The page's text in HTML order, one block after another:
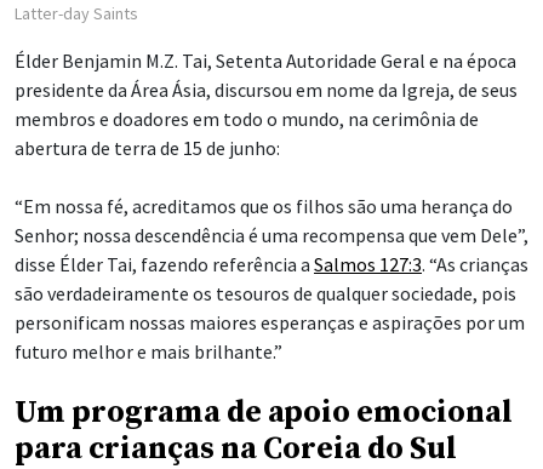
Latter-day Saints
Élder Benjamin M.Z. Tai, Setenta Autoridade Geral e na época
presidente da Área Ásia, discursou em nome da Igreja, de seus
membros e doadores em todo o mundo, na cerimônia de
abertura de terra de 15 de junho:
“Em nossa fé, acreditamos que os filhos são uma herança do
Senhor; nossa descendência é uma recompensa que vem Dele”,
disse Élder Tai, fazendo referência a Salmos 127:3. “As crianças
são verdadeiramente os tesouros de qualquer sociedade, pois
personificam nossas maiores esperanças e aspirações por um
futuro melhor e mais brilhante.”
Um programa de apoio emocional
para crianças na Coreia do Sul